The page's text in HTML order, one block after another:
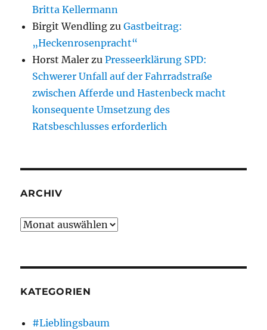
Britta Kellermann
Birgit Wendling zuGastbeitrag:
„Heckenrosenpracht“
Horst Maler zuPresseerklärung SPD:
Schwerer Unfall auf der Fahrradstraße
zwischen Afferde und Hastenbeck macht
konsequente Umsetzung des
Ratsbeschlusses erforderlich
ARCHIV
Archiv
KATEGORIEN
#Lieblingsbaum